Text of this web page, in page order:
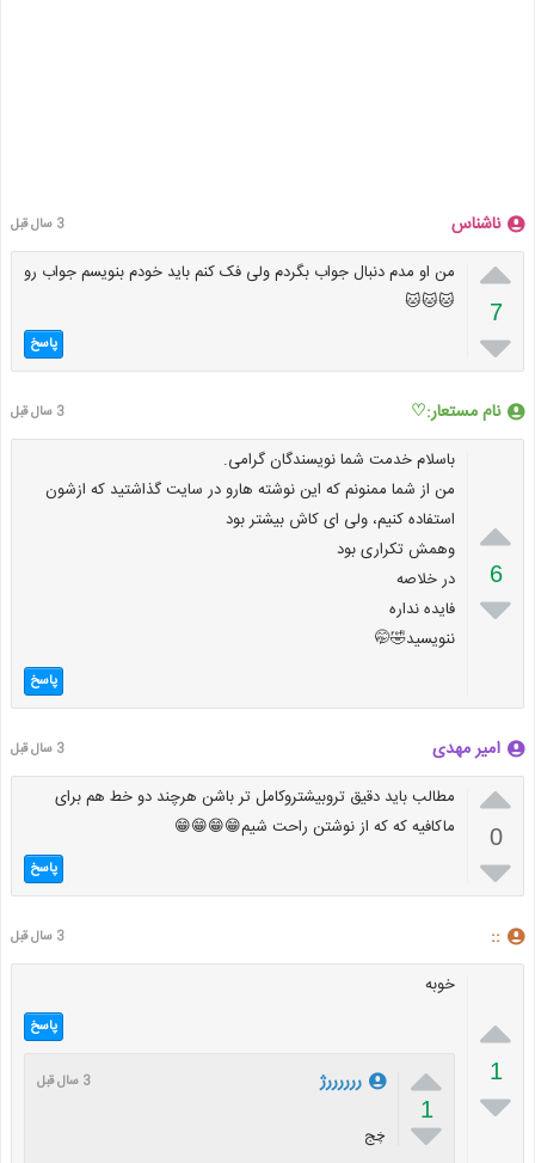
ناشناس 3 سال قبل

7

من او مدم دنبال جواب بگردم ولی فک کنم باید خودم بنویسم جواب رو
🐱🐱🐱
پاسخ
نام مستعار:♡ 3 سال قبل

6

باسلام خدمت شما نویسندگان گرامی.
من از شما ممنونم که این نوشته هارو در سایت گذاشتید که ازشون
استفاده کنیم، ولی ای کاش بیشتر بود
وهمش تکراری بود
در خلاصه
فایده نداره
ننویسید🤣🤭
پاسخ
امیر مهدی 3 سال قبل

0

مطالب باید دقیق تروبیشتروکامل تر باشن هرچند دو خط هم برای
ماکافیه که که از نوشتن راحت شیم😁😁😁😁
پاسخ
:: 3 سال قبل

1

خوبه
پاسخ

1

ررررررژ 3 سال قبل
ڿج